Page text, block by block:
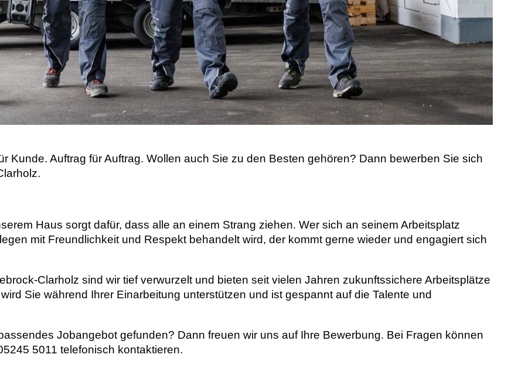
Kunde. Auftrag für Auftrag. Wollen auch Sie zu den Besten gehören? Dann bewerben Sie sich
Haus sorgt dafür, dass alle an einem Strang ziehen. Wer sich an seinem Arbeitsplatz
mit Freundlichkeit und Respekt behandelt wird, der kommt gerne wieder und engagiert sich
Clarholz sind wir tief verwurzelt und bieten seit vielen Jahren zukunftssichere Arbeitsplätze
Sie während Ihrer Einarbeitung unterstützen und ist gespannt auf die Talente und
Jobangebot gefunden? Dann freuen wir uns auf Ihre Bewerbung. Bei Fragen können
5011 telefonisch kontaktieren.